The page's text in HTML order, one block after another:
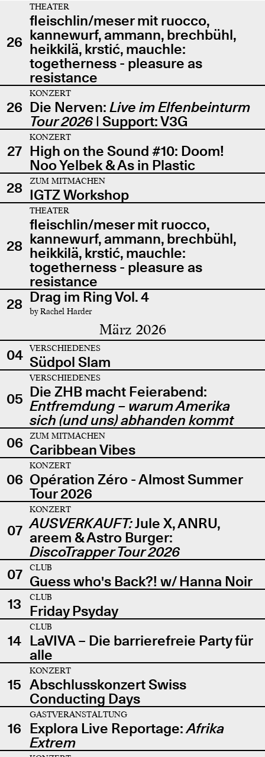
26
THEATER
fleischlin/meser mit ruocco,
kannewurf, ammann, brechbühl,
heikkilä, krstić, mauchle:
togetherness - pleasure as
resistance
26
KONZERT
Die Nerven: Live im Elfenbeinturm
Tour 2026| Support: V3G
27
KONZERT
High on the Sound #10: Doom!
Noo Yelbek & As in Plastic
28
ZUM MITMACHEN
IGTZ Workshop
28
THEATER
fleischlin/meser mit ruocco,
kannewurf, ammann, brechbühl,
heikkilä, krstić, mauchle:
togetherness - pleasure as
resistance
28 Drag im Ring Vol. 4
by Rachel Harder
März 2026
04 VERSCHIEDENES
Südpol Slam
05
VERSCHIEDENES
Die ZHB macht Feierabend:
Entfremdung – warum Amerika
sich (und uns) abhanden kommt
06
ZUM MITMACHEN
Caribbean Vibes
06
KONZERT
Opération Zéro - Almost Summer
Tour 2026
07
KONZERT
AUSVERKAUFT:Jule X, ANRU,
areem & Astro Burger:
DiscoTrapper Tour 2026
07
CLUB
Guess who's Back?! w/ Hanna Noir
13
CLUB
Friday Psyday
14
CLUB
LaVIVA – Die barrierefreie Party für
alle
15
KONZERT
Abschlusskonzert Swiss
Conducting Days
16
GASTVERANSTALTUNG
Explora Live Reportage:Afrika
Extrem